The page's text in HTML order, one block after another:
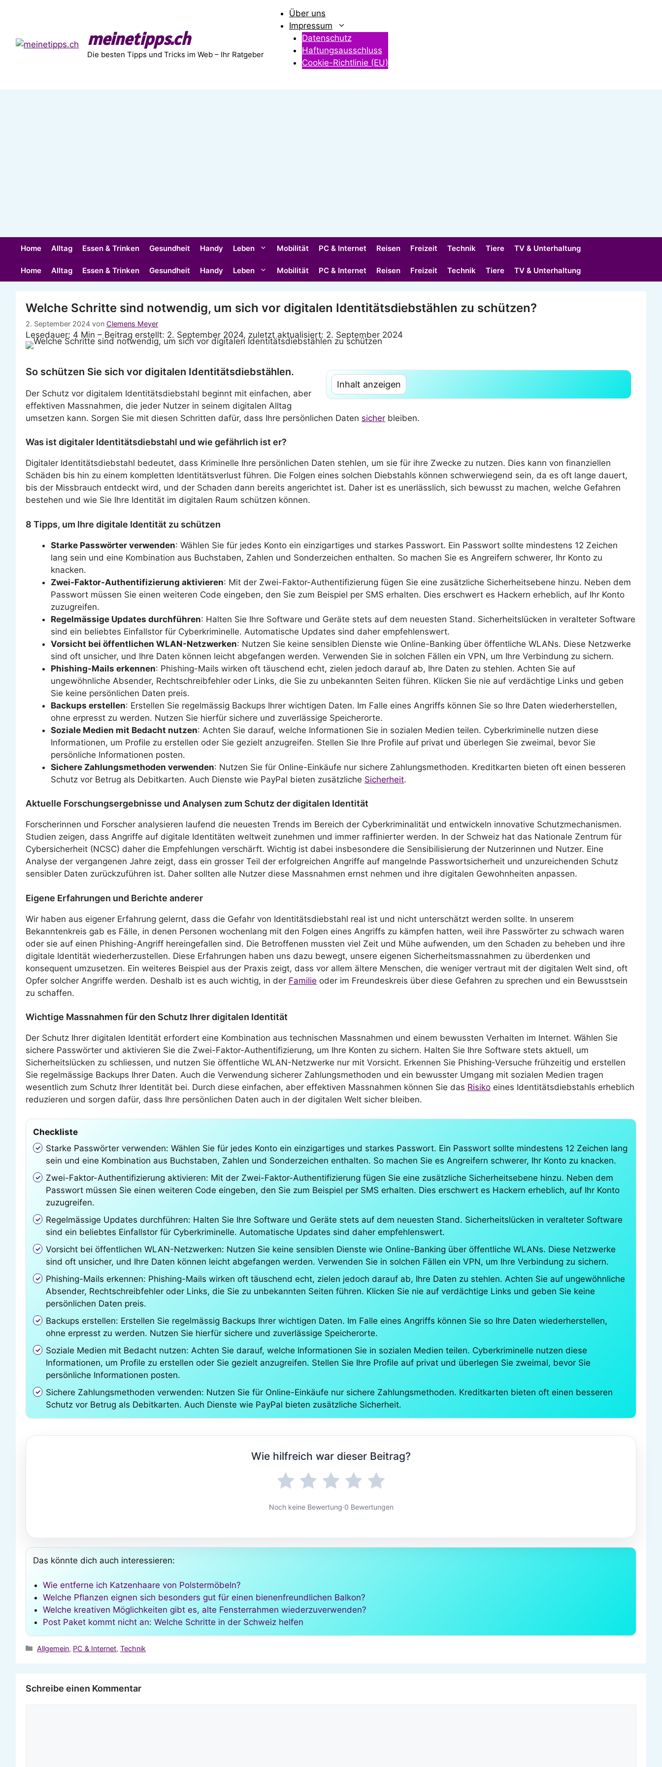
meinetipps.ch
Die besten Tipps und Tricks im Web – Ihr Ratgeber
Über uns
Impressum
Datenschutz
Haftungsausschluss
Cookie-Richtlinie (EU)
Home Alltag Essen & Trinken Gesundheit Handy Leben Mobilität PC & Internet Reisen Freizeit Technik Tiere TV & Unterhaltung
Home Alltag Essen & Trinken Gesundheit Handy Leben Mobilität PC & Internet Reisen Freizeit Technik Tiere TV & Unterhaltung
Welche Schritte sind notwendig, um sich vor digitalen Identitätsdiebstählen zu schützen?
2. September 2024 von Clemens Meyer
Lesedauer: 4 Min – Beitrag erstellt: 2. September 2024, zuletzt aktualisiert: 2. September 2024
Inhalt anzeigen
So schützen Sie sich vor digitalen Identitätsdiebstählen.
Der Schutz vor digitalem Identitätsdiebstahl beginnt mit einfachen, aber
effektiven Massnahmen, die jeder Nutzer in seinem digitalen Alltag
umsetzen kann. Sorgen Sie mit diesen Schritten dafür, dass Ihre persönlichen Daten sicher bleiben.
Was ist digitaler Identitätsdiebstahl und wie gefährlich ist er?
Digitaler Identitätsdiebstahl bedeutet, dass Kriminelle Ihre persönlichen Daten stehlen, um sie für ihre Zwecke zu nutzen. Dies kann von finanziellen
Schäden bis hin zu einem kompletten Identitätsverlust führen. Die Folgen eines solchen Diebstahls können schwerwiegend sein, da es oft lange dauert,
bis der Missbrauch entdeckt wird, und der Schaden dann bereits angerichtet ist. Daher ist es unerlässlich, sich bewusst zu machen, welche Gefahren
bestehen und wie Sie Ihre Identität im digitalen Raum schützen können.
8 Tipps, um Ihre digitale Identität zu schützen
Starke Passwörter verwenden: Wählen Sie für jedes Konto ein einzigartiges und starkes Passwort. Ein Passwort sollte mindestens 12 Zeichen
lang sein und eine Kombination aus Buchstaben, Zahlen und Sonderzeichen enthalten. So machen Sie es Angreifern schwerer, Ihr Konto zu
knacken.
Zwei-Faktor-Authentifizierung aktivieren: Mit der Zwei-Faktor-Authentifizierung fügen Sie eine zusätzliche Sicherheitsebene hinzu. Neben dem
Passwort müssen Sie einen weiteren Code eingeben, den Sie zum Beispiel per SMS erhalten. Dies erschwert es Hackern erheblich, auf Ihr Konto
zuzugreifen.
Regelmässige Updates durchführen: Halten Sie Ihre Software und Geräte stets auf dem neuesten Stand. Sicherheitslücken in veralteter Software
sind ein beliebtes Einfallstor für Cyberkriminelle. Automatische Updates sind daher empfehlenswert.
Vorsicht bei öffentlichen WLAN-Netzwerken: Nutzen Sie keine sensiblen Dienste wie Online-Banking über öffentliche WLANs. Diese Netzwerke
sind oft unsicher, und Ihre Daten können leicht abgefangen werden. Verwenden Sie in solchen Fällen ein VPN, um Ihre Verbindung zu sichern.
Phishing-Mails erkennen: Phishing-Mails wirken oft täuschend echt, zielen jedoch darauf ab, Ihre Daten zu stehlen. Achten Sie auf
ungewöhnliche Absender, Rechtschreibfehler oder Links, die Sie zu unbekannten Seiten führen. Klicken Sie nie auf verdächtige Links und geben
Sie keine persönlichen Daten preis.
Backups erstellen: Erstellen Sie regelmässig Backups Ihrer wichtigen Daten. Im Falle eines Angriffs können Sie so Ihre Daten wiederherstellen,
ohne erpresst zu werden. Nutzen Sie hierfür sichere und zuverlässige Speicherorte.
Soziale Medien mit Bedacht nutzen: Achten Sie darauf, welche Informationen Sie in sozialen Medien teilen. Cyberkriminelle nutzen diese
Informationen, um Profile zu erstellen oder Sie gezielt anzugreifen. Stellen Sie Ihre Profile auf privat und überlegen Sie zweimal, bevor Sie
persönliche Informationen posten.
Sichere Zahlungsmethoden verwenden: Nutzen Sie für Online-Einkäufe nur sichere Zahlungsmethoden. Kreditkarten bieten oft einen besseren
Schutz vor Betrug als Debitkarten. Auch Dienste wie PayPal bieten zusätzliche Sicherheit.
Aktuelle Forschungsergebnisse und Analysen zum Schutz der digitalen Identität
Forscherinnen und Forscher analysieren laufend die neuesten Trends im Bereich der Cyberkriminalität und entwickeln innovative Schutzmechanismen.
Studien zeigen, dass Angriffe auf digitale Identitäten weltweit zunehmen und immer raffinierter werden. In der Schweiz hat das Nationale Zentrum für
Cybersicherheit (NCSC) daher die Empfehlungen verschärft. Wichtig ist dabei insbesondere die Sensibilisierung der Nutzerinnen und Nutzer. Eine
Analyse der vergangenen Jahre zeigt, dass ein grosser Teil der erfolgreichen Angriffe auf mangelnde Passwortsicherheit und unzureichenden Schutz
sensibler Daten zurückzuführen ist. Daher sollten alle Nutzer diese Massnahmen ernst nehmen und ihre digitalen Gewohnheiten anpassen.
Eigene Erfahrungen und Berichte anderer
Wir haben aus eigener Erfahrung gelernt, dass die Gefahr von Identitätsdiebstahl real ist und nicht unterschätzt werden sollte. In unserem
Bekanntenkreis gab es Fälle, in denen Personen wochenlang mit den Folgen eines Angriffs zu kämpfen hatten, weil ihre Passwörter zu schwach waren
oder sie auf einen Phishing-Angriff hereingefallen sind. Die Betroffenen mussten viel Zeit und Mühe aufwenden, um den Schaden zu beheben und ihre
digitale Identität wiederherzustellen. Diese Erfahrungen haben uns dazu bewegt, unsere eigenen Sicherheitsmassnahmen zu überdenken und
konsequent umzusetzen. Ein weiteres Beispiel aus der Praxis zeigt, dass vor allem ältere Menschen, die weniger vertraut mit der digitalen Welt sind, oft
Opfer solcher Angriffe werden. Deshalb ist es auch wichtig, in der Familie oder im Freundeskreis über diese Gefahren zu sprechen und ein Bewusstsein
zu schaffen.
Wichtige Massnahmen für den Schutz Ihrer digitalen Identität
Der Schutz Ihrer digitalen Identität erfordert eine Kombination aus technischen Massnahmen und einem bewussten Verhalten im Internet. Wählen Sie
sichere Passwörter und aktivieren Sie die Zwei-Faktor-Authentifizierung, um Ihre Konten zu sichern. Halten Sie Ihre Software stets aktuell, um
Sicherheitslücken zu schliessen, und nutzen Sie öffentliche WLAN-Netzwerke nur mit Vorsicht. Erkennen Sie Phishing-Versuche frühzeitig und erstellen
Sie regelmässige Backups Ihrer Daten. Auch die Verwendung sicherer Zahlungsmethoden und ein bewusster Umgang mit sozialen Medien tragen
wesentlich zum Schutz Ihrer Identität bei. Durch diese einfachen, aber effektiven Massnahmen können Sie das Risiko eines Identitätsdiebstahls erheblich
reduzieren und sorgen dafür, dass Ihre persönlichen Daten auch in der digitalen Welt sicher bleiben.
Checkliste
Starke Passwörter verwenden: Wählen Sie für jedes Konto ein einzigartiges und starkes Passwort. Ein Passwort sollte mindestens 12 Zeichen lang
sein und eine Kombination aus Buchstaben, Zahlen und Sonderzeichen enthalten. So machen Sie es Angreifern schwerer, Ihr Konto zu knacken.
Zwei-Faktor-Authentifizierung aktivieren: Mit der Zwei-Faktor-Authentifizierung fügen Sie eine zusätzliche Sicherheitsebene hinzu. Neben dem
Passwort müssen Sie einen weiteren Code eingeben, den Sie zum Beispiel per SMS erhalten. Dies erschwert es Hackern erheblich, auf Ihr Konto
zuzugreifen.
Regelmässige Updates durchführen: Halten Sie Ihre Software und Geräte stets auf dem neuesten Stand. Sicherheitslücken in veralteter Software
sind ein beliebtes Einfallstor für Cyberkriminelle. Automatische Updates sind daher empfehlenswert.
Vorsicht bei öffentlichen WLAN-Netzwerken: Nutzen Sie keine sensiblen Dienste wie Online-Banking über öffentliche WLANs. Diese Netzwerke
sind oft unsicher, und Ihre Daten können leicht abgefangen werden. Verwenden Sie in solchen Fällen ein VPN, um Ihre Verbindung zu sichern.
Phishing-Mails erkennen: Phishing-Mails wirken oft täuschend echt, zielen jedoch darauf ab, Ihre Daten zu stehlen. Achten Sie auf ungewöhnliche
Absender, Rechtschreibfehler oder Links, die Sie zu unbekannten Seiten führen. Klicken Sie nie auf verdächtige Links und geben Sie keine
persönlichen Daten preis.
Backups erstellen: Erstellen Sie regelmässig Backups Ihrer wichtigen Daten. Im Falle eines Angriffs können Sie so Ihre Daten wiederherstellen,
ohne erpresst zu werden. Nutzen Sie hierfür sichere und zuverlässige Speicherorte.
Soziale Medien mit Bedacht nutzen: Achten Sie darauf, welche Informationen Sie in sozialen Medien teilen. Cyberkriminelle nutzen diese
Informationen, um Profile zu erstellen oder Sie gezielt anzugreifen. Stellen Sie Ihre Profile auf privat und überlegen Sie zweimal, bevor Sie
persönliche Informationen posten.
Sichere Zahlungsmethoden verwenden: Nutzen Sie für Online-Einkäufe nur sichere Zahlungsmethoden. Kreditkarten bieten oft einen besseren
Schutz vor Betrug als Debitkarten. Auch Dienste wie PayPal bieten zusätzliche Sicherheit.
Wie hilfreich war dieser Beitrag?
Noch keine Bewertung·0 Bewertungen
Das könnte dich auch interessieren:
Wie entferne ich Katzenhaare von Polstermöbeln?
Welche Pflanzen eignen sich besonders gut für einen bienenfreundlichen Balkon?
Welche kreativen Möglichkeiten gibt es, alte Fensterrahmen wiederzuverwenden?
Post Paket kommt nicht an: Welche Schritte in der Schweiz helfen
Kategorien
Allgemein, PC & Internet,Technik
Schreibe einen Kommentar